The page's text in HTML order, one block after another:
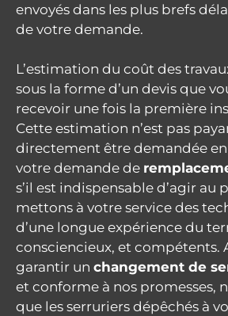
envoyés dans les plus brefs
de votre demande.
L’estimation du coût des
sous la forme d’un devis que
recevoir une fois la première
Cette estimation n’est pas
directement être demandée
votre demande de
s’il est indispensable d’agir au
mettons à votre service des
d’une longue expérience du
consciencieux, et compétents.
garantir un changement de
et conforme à nos promesses,
que les serruriers dépêchés à